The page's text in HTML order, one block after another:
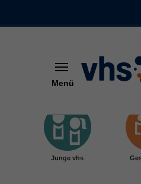
Menü
Junge vhs